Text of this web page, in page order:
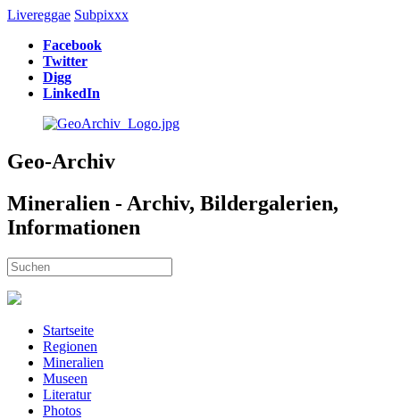
Livereggae Subpixxx
Facebook
Twitter
Digg
LinkedIn
Geo-Archiv
Mineralien - Archiv, Bildergalerien,
Informationen
Startseite
Regionen
Mineralien
Museen
Literatur
Photos